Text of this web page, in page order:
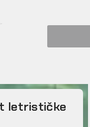
letrističke